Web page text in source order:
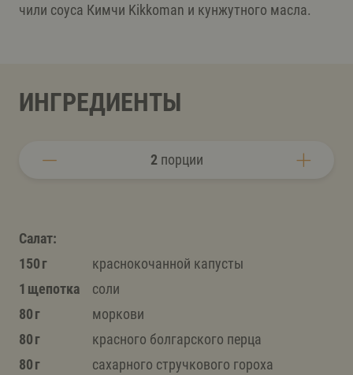
чили соуса Кимчи Kikkoman и кунжутного масла.
ИНГРЕДИЕНТЫ
2порции
Салат:
150 г
краснокочанной капусты
1 щепотка
соли
80 г
моркови
80 г
красного болгарского перца
80 г
сахарного стручкового гороха